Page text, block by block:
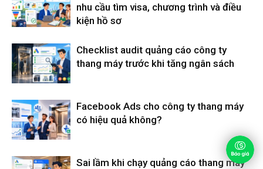
nhu cầu tìm visa, chương trình và điều
kiện hồ sơ
Checklist audit quảng cáo công ty
thang máy trước khi tăng ngân sách
Facebook Ads cho công ty thang máy
có hiệu quả không?
Sai lầm khi chạy quảng cáo thang máy